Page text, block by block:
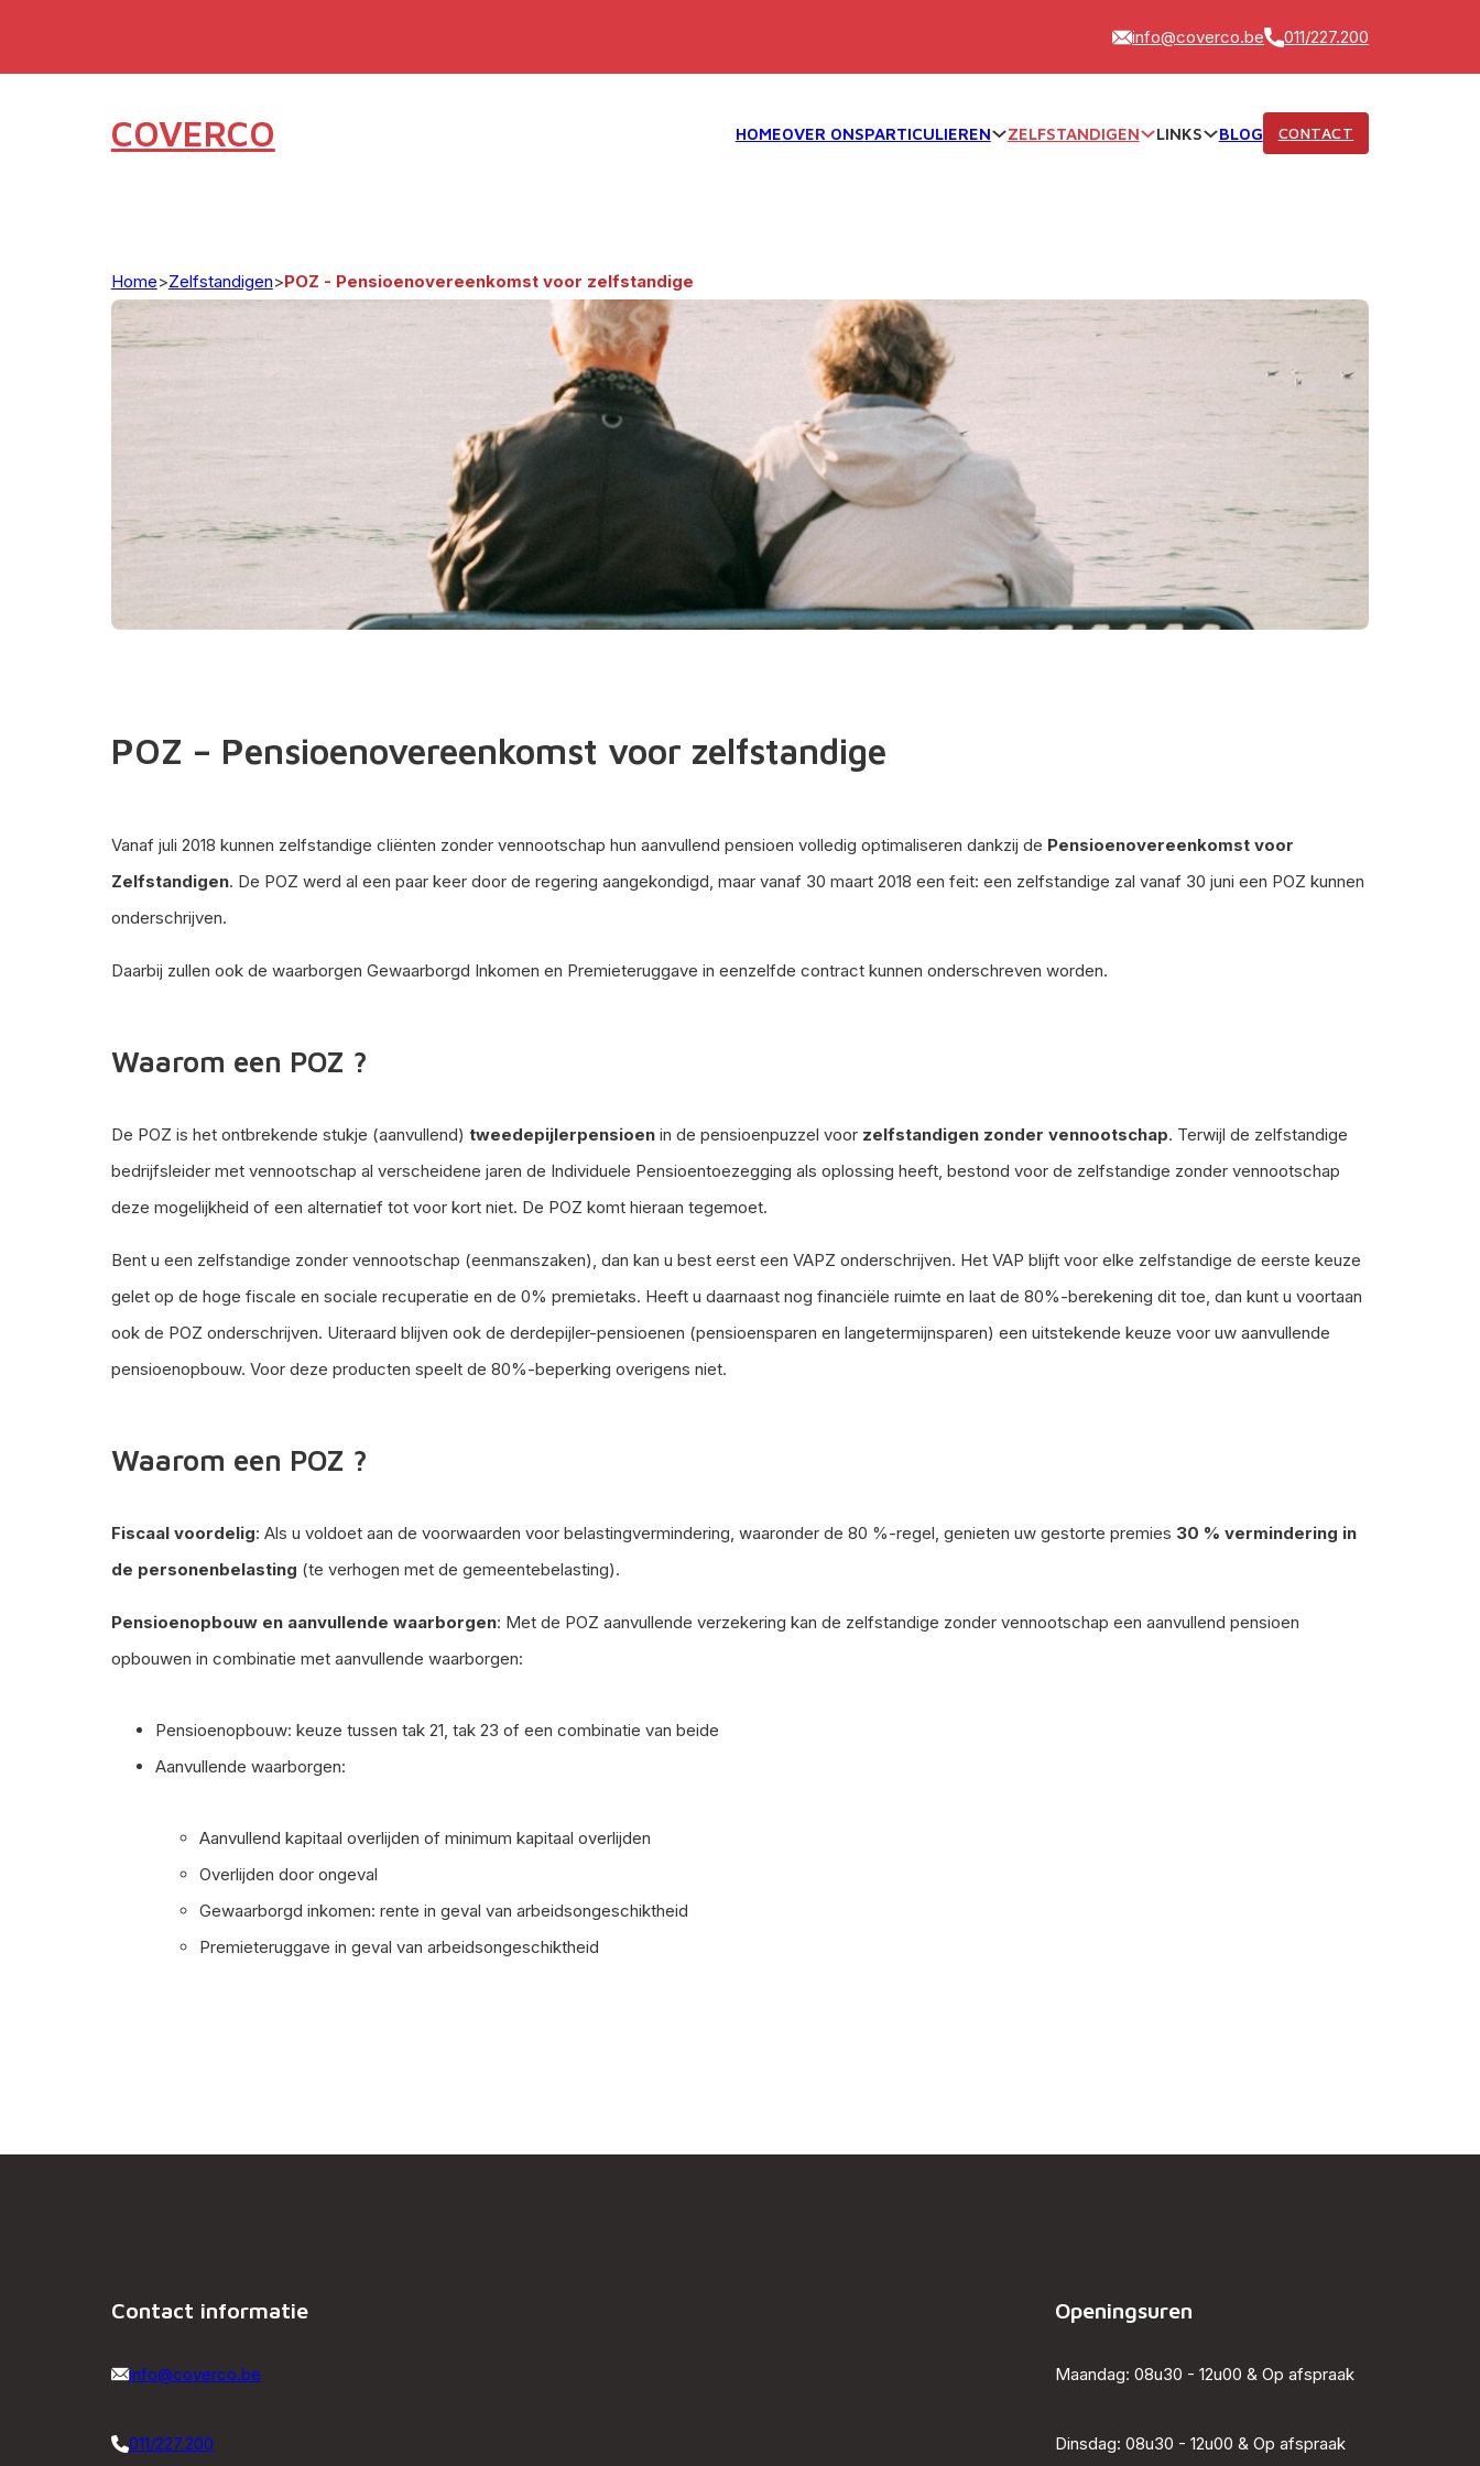
info@coverco.be 011/227.200
COVERCO HOMEOVER ONSPARTICULIEREN ZELFSTANDIGEN LINKS BLOG CONTACT
Home>Zelfstandigen>POZ - Pensioenovereenkomst voor zelfstandige
POZ – Pensioenovereenkomst voor zelfstandige
Vanaf juli 2018 kunnen zelfstandige cliënten zonder vennootschap hun aanvullend pensioen volledig optimaliseren dankzij de Pensioenovereenkomst voor
Zelfstandigen. De POZ werd al een paar keer door de regering aangekondigd, maar vanaf 30 maart 2018 een feit: een zelfstandige zal vanaf 30 juni een POZ kunnen
onderschrijven.
Daarbij zullen ook de waarborgen Gewaarborgd Inkomen en Premieteruggave in eenzelfde contract kunnen onderschreven worden.
Waarom een POZ ?
De POZ is het ontbrekende stukje (aanvullend) tweedepijlerpensioen in de pensioenpuzzel voor zelfstandigen zonder vennootschap. Terwijl de zelfstandige
bedrijfsleider met vennootschap al verscheidene jaren de Individuele Pensioentoezegging als oplossing heeft, bestond voor de zelfstandige zonder vennootschap
deze mogelijkheid of een alternatief tot voor kort niet. De POZ komt hieraan tegemoet.
Bent u een zelfstandige zonder vennootschap (eenmanszaken), dan kan u best eerst een VAPZ onderschrijven. Het VAP blijft voor elke zelfstandige de eerste keuze
gelet op de hoge fiscale en sociale recuperatie en de 0% premietaks. Heeft u daarnaast nog financiële ruimte en laat de 80%-berekening dit toe, dan kunt u voortaan
ook de POZ onderschrijven. Uiteraard blijven ook de derdepijler-pensioenen (pensioensparen en langetermijnsparen) een uitstekende keuze voor uw aanvullende
pensioenopbouw. Voor deze producten speelt de 80%-beperking overigens niet.
Waarom een POZ ?
Fiscaal voordelig: Als u voldoet aan de voorwaarden voor belastingvermindering, waaronder de 80 %-regel, genieten uw gestorte premies 30 % vermindering in
de personenbelasting (te verhogen met de gemeentebelasting).
Pensioenopbouw en aanvullende waarborgen: Met de POZ aanvullende verzekering kan de zelfstandige zonder vennootschap een aanvullend pensioen
opbouwen in combinatie met aanvullende waarborgen:
Pensioenopbouw: keuze tussen tak 21, tak 23 of een combinatie van beide
Aanvullende waarborgen:
Aanvullend kapitaal overlijden of minimum kapitaal overlijden
Overlijden door ongeval
Gewaarborgd inkomen: rente in geval van arbeidsongeschiktheid
Premieteruggave in geval van arbeidsongeschiktheid
Contact informatie
info@coverco.be
011/227.200
Openingsuren
Maandag: 08u30 - 12u00 & Op afspraak
Dinsdag: 08u30 - 12u00 & Op afspraak